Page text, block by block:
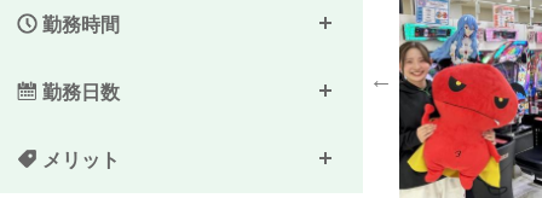
勤務時間
勤務日数
メリット